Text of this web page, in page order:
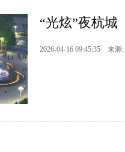
“光炫”夜杭城
2026-04-16 09:45:35 来源